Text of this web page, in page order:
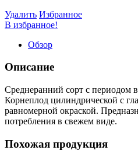
Удалить Избранное
В избранное!
Обзор
Описание
Среднеранний сорт с периодом
Корнеплод цилиндрической с
равномерной окраской.
потребления в свежем виде.
Похожая продукция